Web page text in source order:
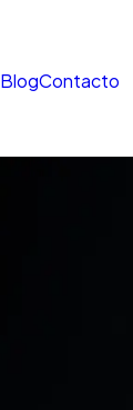
BlogContacto